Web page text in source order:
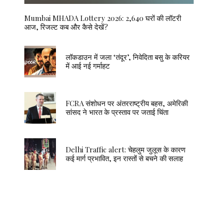
Mumbai MHADA Lottery 2026: 2,640 घरों की लॉटरी
आज, रिजल्ट कब और कैसे देखें?
लॉकडाउन में जला ‘तंदूर’, निवेदिता बसु के करियर
में आई नई गर्माहट
FCRA संशोधन पर अंतरराष्ट्रीय बहस, अमेरिकी
सांसद ने भारत के प्रस्ताव पर जताई चिंता
Delhi Traffic alert: चेहलुम जुलूस के कारण
कई मार्ग प्रभावित, इन रास्तों से बचने की सलाह